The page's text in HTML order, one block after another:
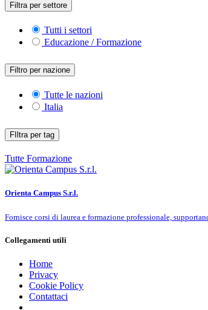
Filtra per settore
Tutti i settori
Educazione / Formazione
Filtro per nazione
Tutte le nazioni
Italia
FIltra per tag
Tutte Formazione
Orienta Campus S.r.l.
Fornisce corsi di laurea e formazione professionale,
Collegamenti utili
Home
Privacy
Cookie Policy
Contattaci